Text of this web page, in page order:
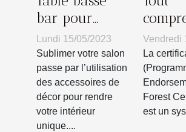
bar pour
votre salon :
Comment
faire le choix
d’un bon
modèle pour
séduire vos
Lundi 15/05/2023
Sublimer votre salon
passe par l’utilisation
des accessoires de
décor pour rendre
votre intérieur
unique....
sur la
PEFC
Vendredi
La
Forest
est un